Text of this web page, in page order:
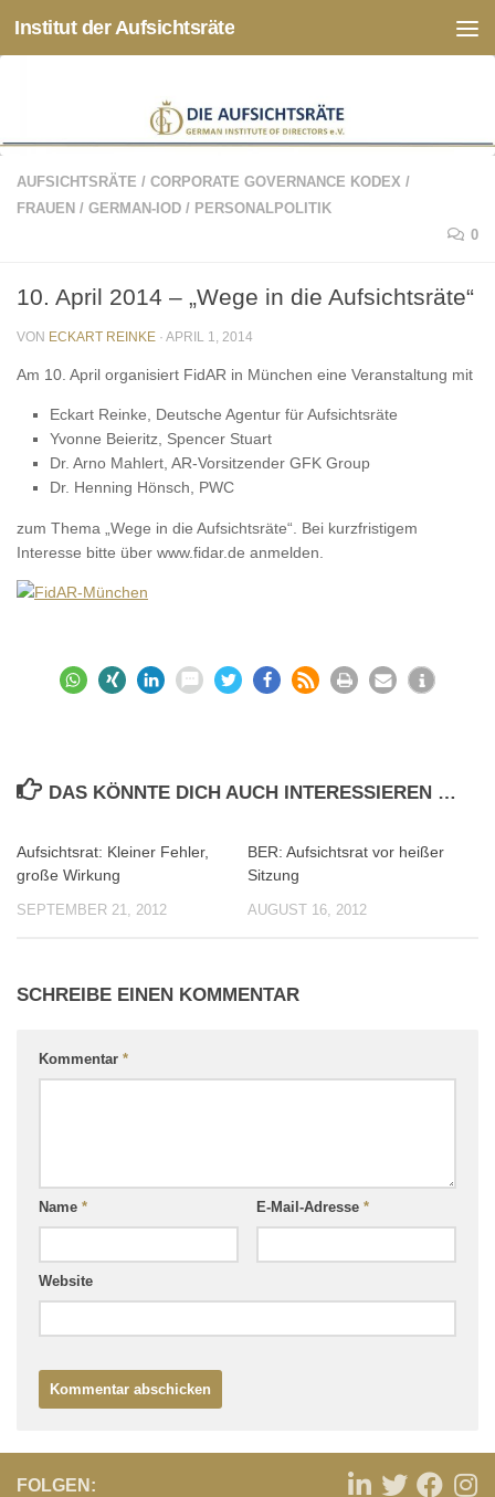
Zum Inhalt springen
Institut der Aufsichtsräte
AUFSICHTSRÄTE / CORPORATE GOVERNANCE KODEX /
FRAUEN / GERMAN-IOD / PERSONALPOLITIK
0
10. April 2014 – „Wege in die Aufsichtsräte“
VON ECKART REINKE · APRIL 1, 2014
Am 10. April organisiert FidAR in München eine Veranstaltung mit
Eckart Reinke, Deutsche Agentur für Aufsichtsräte
Yvonne Beieritz, Spencer Stuart
Dr. Arno Mahlert, AR-Vorsitzender GFK Group
Dr. Henning Hönsch, PWC
zum Thema „Wege in die Aufsichtsräte“. Bei kurzfristigem
Interesse bitte über www.fidar.de anmelden.
DAS KÖNNTE DICH AUCH INTERESSIEREN …
Aufsichtsrat: Kleiner Fehler,
große Wirkung
SEPTEMBER 21, 2012
BER: Aufsichtsrat vor heißer
Sitzung
AUGUST 16, 2012
SCHREIBE EINEN KOMMENTAR
Kommentar *
Name * E-Mail-Adresse *
Website
FOLGEN: